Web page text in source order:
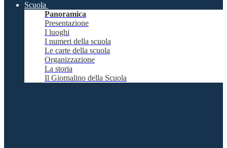
Scuola
Panoramica
Presentazione
I luoghi
I numeri della scuola
Le carte della scuola
Organizzazione
La storia
Il Giornalino della Scuola